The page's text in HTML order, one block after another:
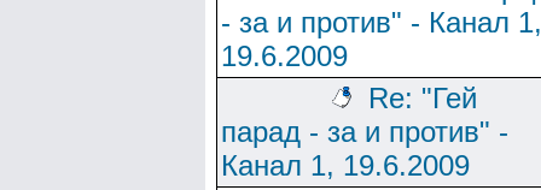
- за и против" - Канал 1,
19.6.2009
Re: "Гей
парад - за и против" -
Канал 1, 19.6.2009